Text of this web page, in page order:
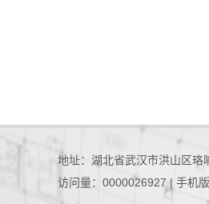
地址：湖北省武汉市洪山区
访问量： 0000026927 | 手机版